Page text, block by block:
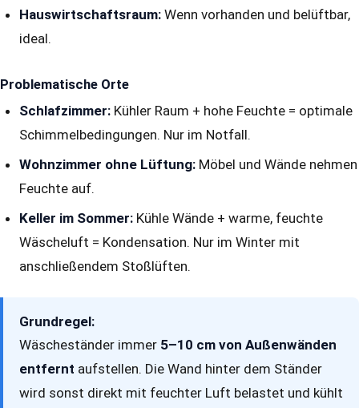
Hauswirtschaftsraum: Wenn vorhanden und belüftbar,
ideal.
Problematische Orte
Schlafzimmer: Kühler Raum + hohe Feuchte = optimale
Schimmelbedingungen. Nur im Notfall.
Wohnzimmer ohne Lüftung: Möbel und Wände nehmen
Feuchte auf.
Keller im Sommer: Kühle Wände + warme, feuchte
Wäscheluft = Kondensation. Nur im Winter mit
anschließendem Stoßlüften.
Grundregel:
Wäscheständer immer 5–10 cm von Außenwänden
entfernt aufstellen. Die Wand hinter dem Ständer
wird sonst direkt mit feuchter Luft belastet und kühlt